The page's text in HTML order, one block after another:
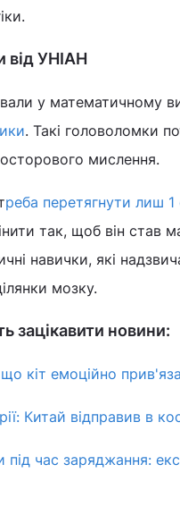
від УНІАН
у математичному
. Такі головоломки
мислення.
реба перетягнути лиш 1
так, щоб він став
навички, які
мозку.
зацікавити новини:
кіт емоційно
Китай відправив в
під час заряджання: